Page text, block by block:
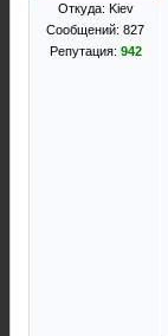
Откуда: Kiev
Сообщений: 827
Репутация: 942